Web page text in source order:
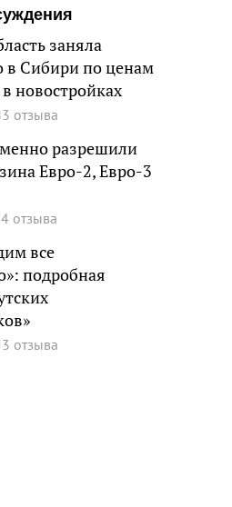
заняла
в Сибири по ценам
новостройках
отзыва
разрешили
Евро-2, Евро-3
отзыва
все
подробная
отзыва